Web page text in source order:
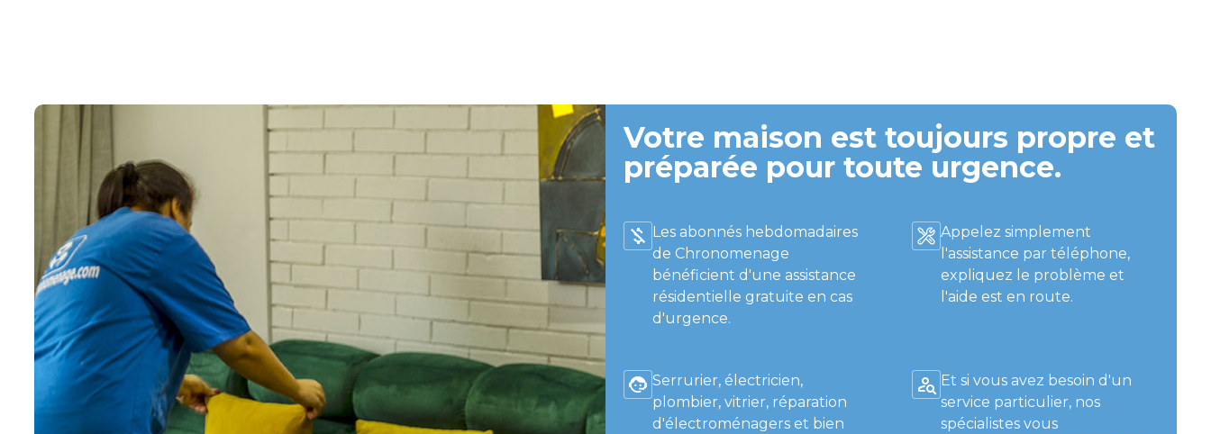
Votre maison est toujours propre et
préparée pour toute urgence.
Les abonnés hebdomadaires
de Chronomenage
bénéficient d'une assistance
résidentielle gratuite en cas
d'urgence.
Appelez simplement
l'assistance par téléphone,
expliquez le problème et
l'aide est en route.
Serrurier, électricien,
plombier, vitrier, réparation
d'électroménagers et bien
Et si vous avez besoin d'un
service particulier, nos
spécialistes vous